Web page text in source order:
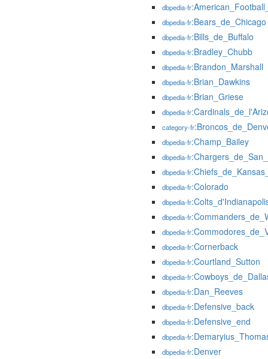
dbpedia-fr
dbpedia-fr:Bears_de_Chicago
dbpedia-fr:Bills_de_Buffalo
dbpedia-fr:Bradley_Chubb
dbpedia-fr:Brandon_Marshall
dbpedia-fr:Brian_Dawkins
dbpedia-fr:Brian_Griese
dbpedia-fr
category-fr
dbpedia-fr:Champ_Bailey
dbpedia-fr
dbpedia-fr
dbpedia-fr:Colorado
dbpedia-fr
dbpedia-fr
dbpedia-fr
dbpedia-fr:Cornerback
dbpedia-fr:Courtland_Sutton
dbpedia-fr
dbpedia-fr:Dan_Reeves
dbpedia-fr:Defensive_back
dbpedia-fr:Defensive_end
dbpedia-fr
dbpedia-fr:Denver